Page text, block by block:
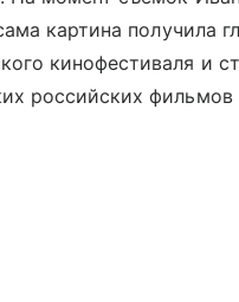
картина получила
кинофестиваля и
российских фильмов